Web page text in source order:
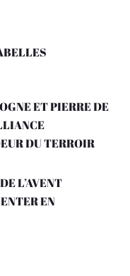
ET PIERRE DE
DU TERROIR
L’AVENT
EN